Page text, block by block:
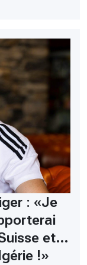
: «Je
et…
!»